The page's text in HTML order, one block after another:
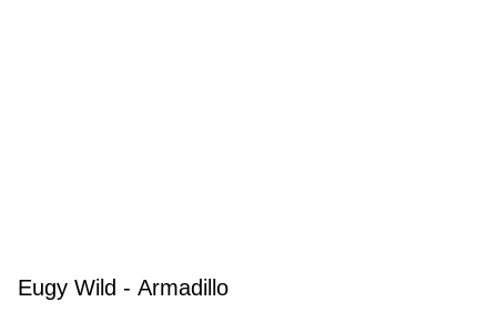
Eugy Wild - Armadillo